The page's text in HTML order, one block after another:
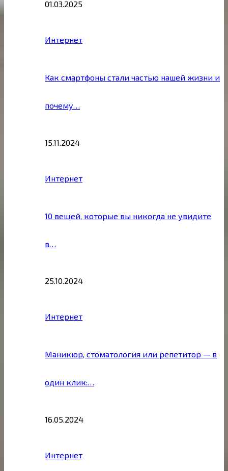
01.03.2025
Интернет
Как смартфоны стали частью нашей жизни и
почему…
15.11.2024
Интернет
10 вещей, которые вы никогда не увидите
в…
25.10.2024
Интернет
Маникюр, стоматология или репетитор — в
один клик:…
16.05.2024
Интернет